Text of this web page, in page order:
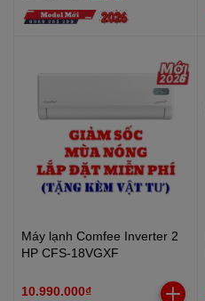
Máy lạnh Comfee Inverter 2
HP CFS-18VGXF
10.990.000₫